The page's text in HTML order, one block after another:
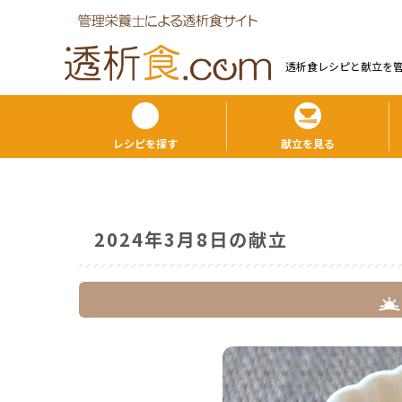
透析食レシピと献⽴を
レシピを探す 献立を見る
2024年3月8日の献立